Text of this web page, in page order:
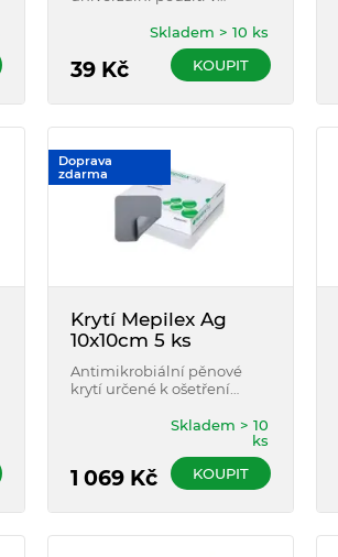
na nastříhání.
39 Kč
Skladem > 10 ks
KOUPIT
Doprava
zdarma
Krytí Mepilex Ag
10x10cm 5 ks
Antimikrobiální pěnové
krytí určené k ošetření
exudujících akutních i
známkami infekce.
1 069 Kč
Skladem > 10
ks
KOUPIT